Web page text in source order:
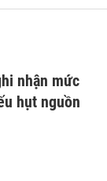
nhận mức
hụt nguồn